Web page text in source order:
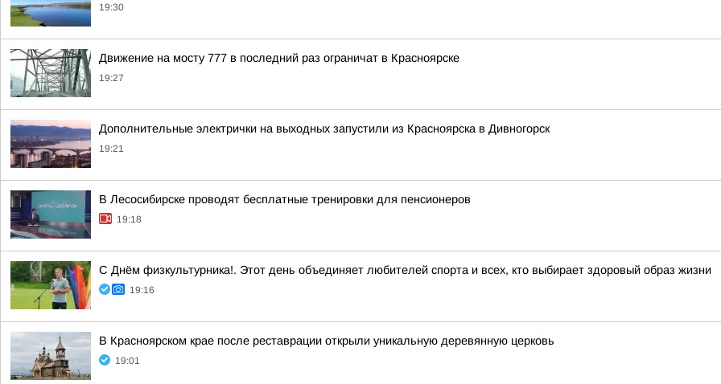
19:30
Движение на мосту 777 в последний раз ограничат в Красноярске
19:27
Дополнительные электрички на выходных запустили из Красноярска в Дивногорск
19:21
В Лесосибирске проводят бесплатные тренировки для пенсионеров
19:18
С Днём физкультурника!. Этот день объединяет любителей спорта и всех, кто выбирает здоровый образ жизни
19:16
В Красноярском крае после реставрации открыли уникальную деревянную церковь
19:01